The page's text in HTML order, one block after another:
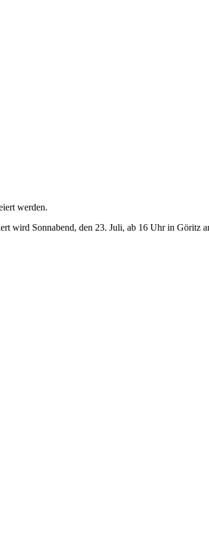
werden.
wird Sonnabend, den 23. Juli, ab 16 Uhr in Göritz